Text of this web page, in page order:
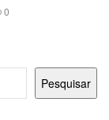
0
Pesquisar